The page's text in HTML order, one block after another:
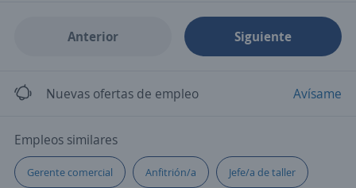
Anterior Siguiente
Nuevas ofertas de empleo Avísame
Empleos similares
Gerente comercial Anfitrión/a Jefe/a de taller